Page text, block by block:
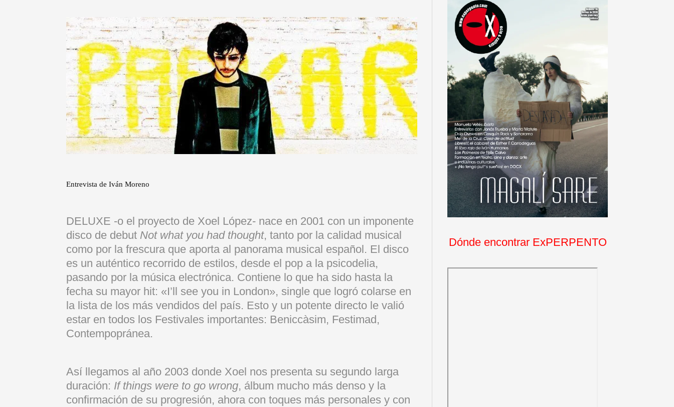
Entrevista de Iván Moreno
DELUXE -o el proyecto de Xoel López- nace en 2001 con un imponente
disco de debut Not what you had thought, tanto por la calidad musical
como por la frescura que aporta al panorama musical español. El disco
es un auténtico recorrido de estilos, desde el pop a la psicodelia,
pasando por la música electrónica. Contiene lo que ha sido hasta la
fecha su mayor hit: «I’ll see you in London», single que logró colarse en
la lista de los más vendidos del país. Esto y un potente directo le valió
estar en todos los Festivales importantes: Beniccàsim, Festimad,
Contempopránea.
Así llegamos al año 2003 donde Xoel nos presenta su segundo larga
duración: If things were to go wrong, álbum mucho más denso y la
confirmación de su progresión, ahora con toques más personales y con
Dónde encontrar ExPERPENTO